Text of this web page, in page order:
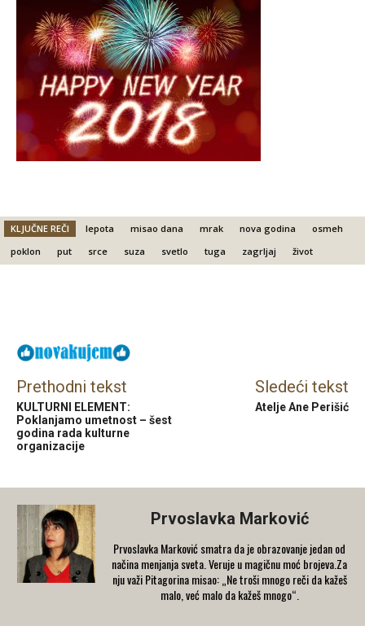
KLJUČNE REČI lepota misao dana mrak nova godina
osmeh
poklon
put srce suza svetlo tuga zagrljaj život
Prethodni tekst
KULTURNI ELEMENT:
Poklanjamo umetnost – šest
godina rada kulturne
organizacije
Sledeći tekst
Atelje Ane Perišić
Prvoslavka Marković
Prvoslavka Marković smatra da je obrazovanje jedan od
načina menjanja sveta. Veruje u magičnu moć brojeva.Za
nju važi Pitagorina misao: „Ne troši mnogo reči da kažeš
malo, već malo da kažeš mnogo“.